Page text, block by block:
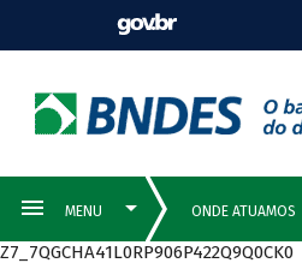
Z7_7QGCHA41L0RP906P422Q9Q0CK0